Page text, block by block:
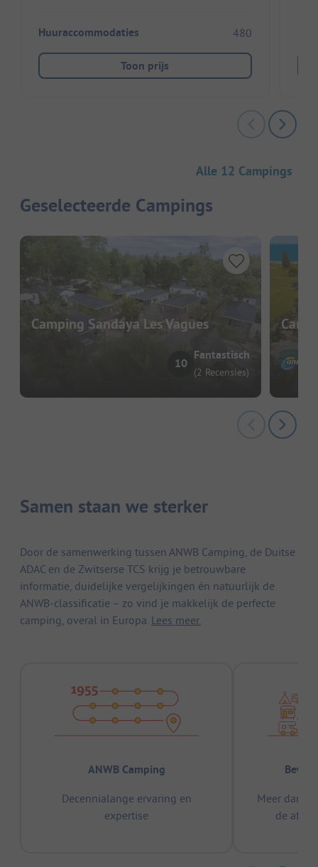
Huuraccommodaties 480
Toon prijs
Alle 12 Campings
Geselecteerde Campings
Camping Sandaya Les Vagues
10
Fantastisch
(2 Recensies)
Samen staan we sterker
Door de samenwerking tussen ANWB Camping, de Duitse
ADAC en de Zwitserse TCS krijg je betrouwbare
informatie, duidelijke vergelijkingen én natuurlijk de
ANWB-classificatie – zo vind je makkelijk de perfecte
camping, overal in Europa. Lees meer.
ANWB Camping
Decennialange ervaring en
expertise
Meer dan
de